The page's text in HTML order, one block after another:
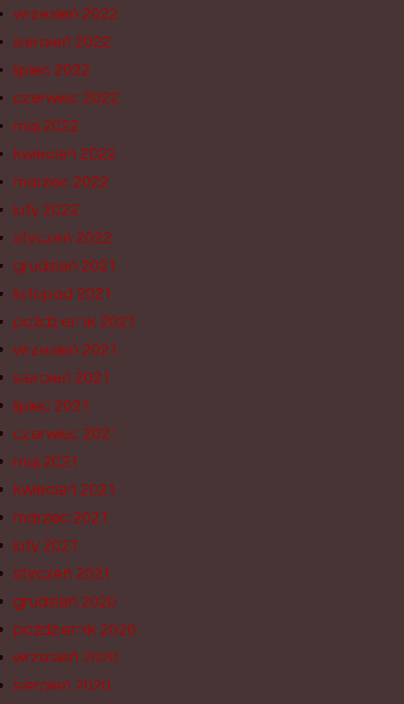
wrzesień 2022
sierpień 2022
lipiec 2022
czerwiec 2022
maj 2022
kwiecień 2022
marzec 2022
luty 2022
styczeń 2022
grudzień 2021
listopad 2021
październik 2021
wrzesień 2021
sierpień 2021
lipiec 2021
czerwiec 2021
maj 2021
kwiecień 2021
marzec 2021
luty 2021
styczeń 2021
grudzień 2020
październik 2020
wrzesień 2020
sierpień 2020